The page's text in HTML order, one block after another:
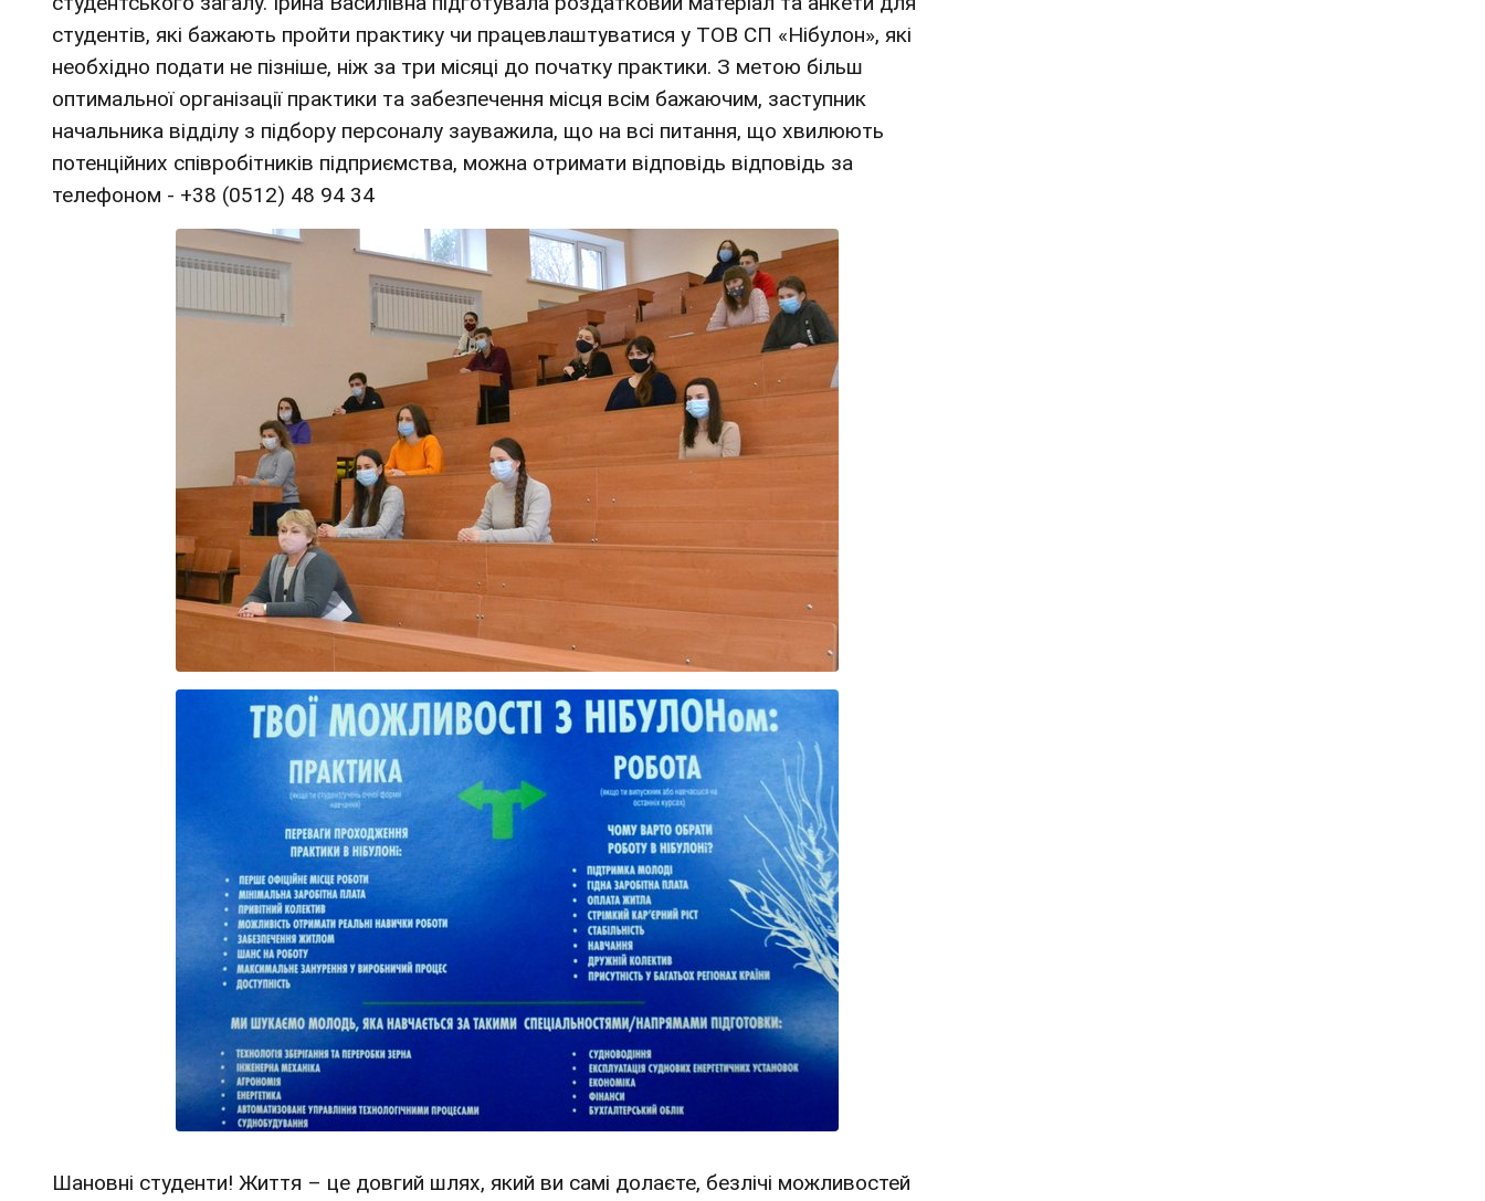
студентів, які бажають пройти практику чи працевлаштуватися у ТОВ СП «Нібулон», які
необхідно подати не пізніше, ніж за три місяці до початку практики. З метою більш
оптимальної організації практики та забезпечення місця всім бажаючим, заступник
начальника відділу з підбору персоналу зауважила, що на всі питання, що хвилюють
потенційних співробітників підприємства, можна отримати відповідь відповідь за
телефоном - +38 (0512) 48 94 34
Шановні студенти! Життя – це довгий шлях, який ви самі долаєте, безлічі можливостей